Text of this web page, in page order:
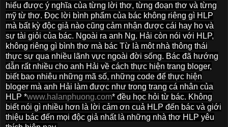
hiểu được ý nghĩa của từng lời thơ, từng đoạn thơ và từng
mỹ từ thơ. Đọc lời bình phẩm của bác không riêng gì HLP
mà bất kỳ độc giả nào cũng cảm nhận được cái hay ho và
sự tài giỏi của bác. Ngoài ra anh Ng. Hải còn nói với HLP,
không riêng gì bình thơ mà bác Từ là môt nhà thông thái
thực sự qua nhiều lãnh vực ngoài đời sống. Bác đã hướng
dẫn rất nhiều cho anh Hải về cách thực hiện trang bloger,
biết bao nhiêu những mã số, những code để thực hiện
bloger mà anh Hải làm được như trong trang cá nhân của
HLP *www.halanphuong.com* đều học hỏi từ bác. Không
biết nói gì nhiều hơn là lời cảm ơn cuả HLP đến bác và giới
thiệu bác đến mọi độc giả nhất là những nhà thơ HLP yêu